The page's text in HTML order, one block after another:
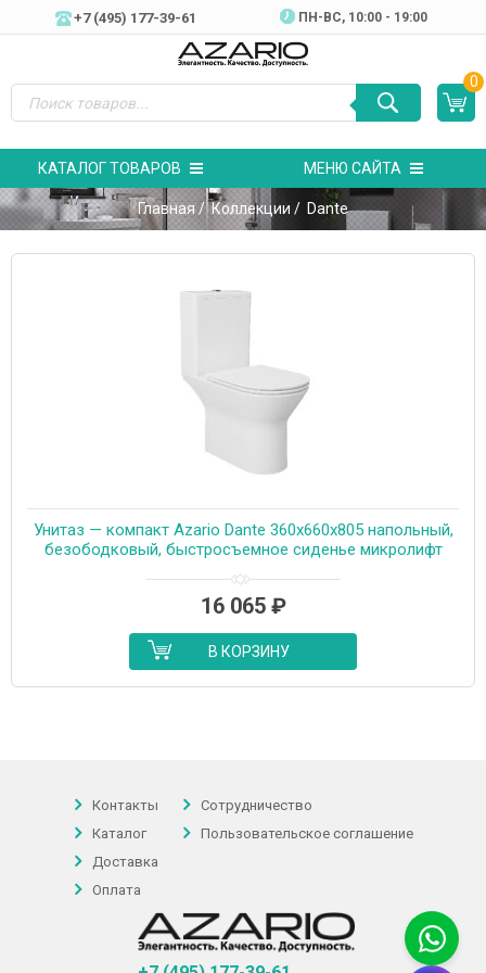
+7 (495) 177-39-61 ПН-ВC, 10:00 - 19:00
0
КАТАЛОГ ТОВАРОВ МЕНЮ САЙТА
Главная/Коллекции / Dante
Унитаз — компакт Azario Dante 360х660х805 напольный,
безободковый, быстросъемное сиденье микролифт
16 065 ₽
В КОРЗИНУ
Контакты
Каталог
Доставка
Оплата
Сотрудничество
Пользовательское соглашение